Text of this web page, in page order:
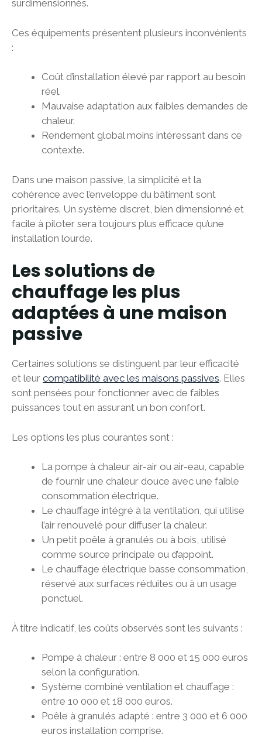
surdimensionnés.
Ces équipements présentent plusieurs inconvénients
:
Coût d’installation élevé par rapport au besoin
réel.
Mauvaise adaptation aux faibles demandes de
chaleur.
Rendement global moins intéressant dans ce
contexte.
Dans une maison passive, la simplicité et la
cohérence avec l’enveloppe du bâtiment sont
prioritaires. Un système discret, bien dimensionné et
facile à piloter sera toujours plus efficace qu’une
installation lourde.
Les solutions de
chauffage les plus
adaptées à une maison
passive
Certaines solutions se distinguent par leur efficacité
et leur compatibilité avec les maisons passives. Elles
sont pensées pour fonctionner avec de faibles
puissances tout en assurant un bon confort.
Les options les plus courantes sont :
La pompe à chaleur air-air ou air-eau, capable
de fournir une chaleur douce avec une faible
consommation électrique.
Le chauffage intégré à la ventilation, qui utilise
l’air renouvelé pour diffuser la chaleur.
Un petit poêle à granulés ou à bois, utilisé
comme source principale ou d’appoint.
Le chauffage électrique basse consommation,
réservé aux surfaces réduites ou à un usage
ponctuel.
À titre indicatif, les coûts observés sont les suivants :
Pompe à chaleur : entre 8 000 et 15 000 euros
selon la configuration.
Système combiné ventilation et chauffage :
entre 10 000 et 18 000 euros.
Poêle à granulés adapté : entre 3 000 et 6 000
euros installation comprise.